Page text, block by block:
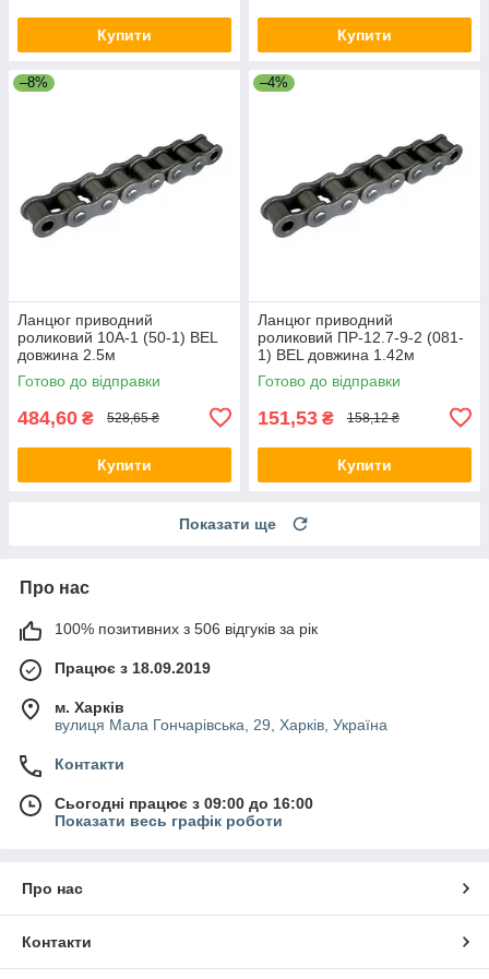
Купити Купити
–8%
Ланцюг приводний
роликовий 10A-1 (50-1) BEL
довжина 2.5м
Готово до відправки
484,60 ₴ 528,65 ₴
Купити
–4%
Ланцюг приводний
роликовий ПР-12.7-9-2 (081-
1) BEL довжина 1.42м
Готово до відправки
151,53 ₴ 158,12 ₴
Купити
Показати ще
Про нас
100% позитивних з 506 відгуків за рік
Працює з 18.09.2019
м. Харків
вулиця Мала Гончарівська, 29, Харків, Україна
Контакти
Сьогодні працює з 09:00 до 16:00
Показати весь графік роботи
Про нас
Контакти